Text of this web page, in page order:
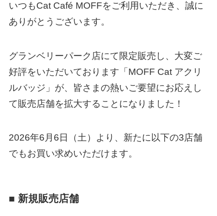
いつもCat Café MOFFをご利用いただき、誠に
ありがとうございます。
グランベリーパーク店にて限定販売し、大変ご
好評をいただいております「MOFF Cat アクリ
ルバッジ」が、皆さまの熱いご要望にお応えし
て販売店舗を拡大することになりました！
2026年6月6日（土）より、新たに以下の3店舗
でもお買い求めいただけます。
■ 新規販売店舗